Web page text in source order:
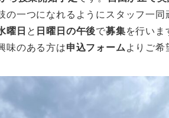
の一つになれるようにスタッフ一同
曜日 と 日曜日の午後で募集を行いま
味のある方は申込フォームよりご希